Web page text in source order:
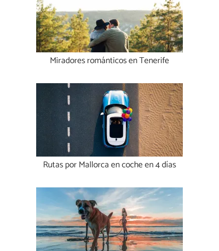
Miradores románticos en Tenerife
Rutas por Mallorca en coche en 4 días